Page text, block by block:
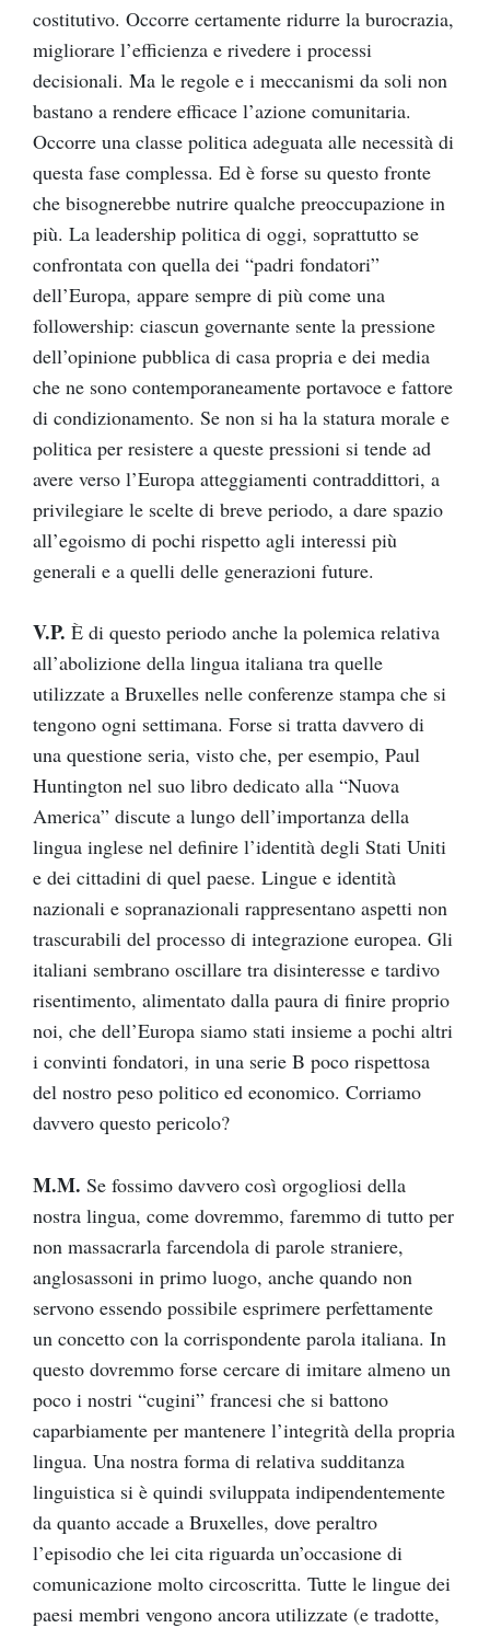
costitutivo. Occorre certamente ridurre la burocrazia,
migliorare l’efficienza e rivedere i processi
decisionali. Ma le regole e i meccanismi da soli non
bastano a rendere efficace l’azione comunitaria.
Occorre una classe politica adeguata alle necessità di
questa fase complessa. Ed è forse su questo fronte
che bisognerebbe nutrire qualche preoccupazione in
più. La leadership politica di oggi, soprattutto se
confrontata con quella dei “padri fondatori”
dell’Europa, appare sempre di più come una
followership: ciascun governante sente la pressione
dell’opinione pubblica di casa propria e dei media
che ne sono contemporaneamente portavoce e fattore
di condizionamento. Se non si ha la statura morale e
politica per resistere a queste pressioni si tende ad
avere verso l’Europa atteggiamenti contraddittori, a
privilegiare le scelte di breve periodo, a dare spazio
all’egoismo di pochi rispetto agli interessi più
generali e a quelli delle generazioni future.
V.P. È di questo periodo anche la polemica relativa
all’abolizione della lingua italiana tra quelle
utilizzate a Bruxelles nelle conferenze stampa che si
tengono ogni settimana. Forse si tratta davvero di
una questione seria, visto che, per esempio, Paul
Huntington nel suo libro dedicato alla “Nuova
America” discute a lungo dell’importanza della
lingua inglese nel definire l’identità degli Stati Uniti
e dei cittadini di quel paese. Lingue e identità
nazionali e sopranazionali rappresentano aspetti non
trascurabili del processo di integrazione europea. Gli
italiani sembrano oscillare tra disinteresse e tardivo
risentimento, alimentato dalla paura di finire proprio
noi, che dell’Europa siamo stati insieme a pochi altri
i convinti fondatori, in una serie B poco rispettosa
del nostro peso politico ed economico. Corriamo
davvero questo pericolo?
M.M. Se fossimo davvero così orgogliosi della
nostra lingua, come dovremmo, faremmo di tutto per
non massacrarla farcendola di parole straniere,
anglosassoni in primo luogo, anche quando non
servono essendo possibile esprimere perfettamente
un concetto con la corrispondente parola italiana. In
questo dovremmo forse cercare di imitare almeno un
poco i nostri “cugini” francesi che si battono
caparbiamente per mantenere l’integrità della propria
lingua. Una nostra forma di relativa sudditanza
linguistica si è quindi sviluppata indipendentemente
da quanto accade a Bruxelles, dove peraltro
l’episodio che lei cita riguarda un’occasione di
comunicazione molto circoscritta. Tutte le lingue dei
paesi membri vengono ancora utilizzate (e tradotte,